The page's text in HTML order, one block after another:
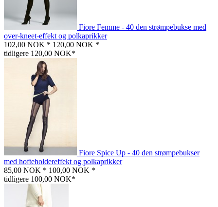
Fiore Femme - 40 den strømpebukse med
over-kneet-effekt og polkaprikker
102,00 NOK * 120,00 NOK *
tidligere 120,00 NOK*
Fiore Spice Up - 40 den strømpebukser
med hofteholdereffekt og polkaprikker
85,00 NOK * 100,00 NOK *
tidligere 100,00 NOK*